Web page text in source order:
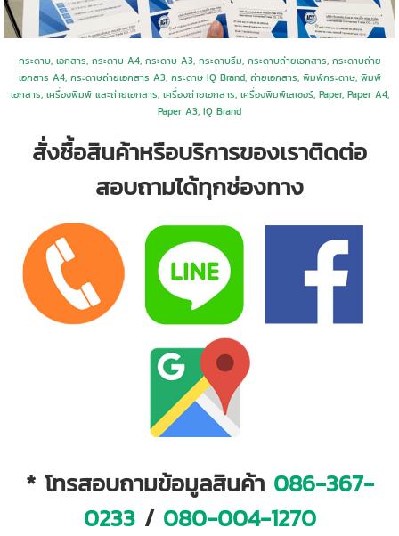
กระดาษ, เอกสาร, กระดาษ A4, กระดาษ A3, กระดาษรีม, กระดาษถ่ายเอกสาร, กระดาษถ่าย
เอกสาร A4, กระดาษถ่ายเอกสาร A3, กระดาษ IQ Brand, ถ่ายเอกสาร, พิมพ์กระดาษ, พิมพ์
เอกสาร, เครื่องพิมพ์ และถ่ายเอกสาร, เครื่องถ่ายเอกสาร, เครื่องพิมพ์เลเซอร์, Paper, Paper A4,
Paper A3, IQ Brand
สั่งซื้อสินค้าหรือบริการของเราติดต่อ
สอบถามได้ทุกช่องทาง
* โทรสอบถามข้อมูลสินค้า 086-367-
0233/ 080-004-1270